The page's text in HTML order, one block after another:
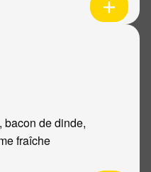
bacon de dinde,
fraîche